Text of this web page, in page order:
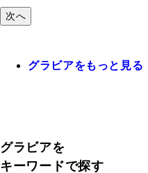
次へ
グラビアをもっと見る
グラビアを
キーワードで探す